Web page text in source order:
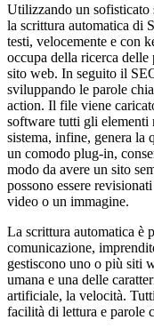
Utilizzando un sofisticato
la scrittura automatica di
testi, velocemente e con
occupa della ricerca
sito web. In seguito il
sviluppando le parole
action. Il file viene
software tutti gli elementi
sistema, infine, genera la
un comodo plug-in,
modo da avere un sito
possono essere
video o un immagine.
La scrittura automatica è
comunicazione,
gestiscono uno o più siti
umana e una delle
artificiale, la velocità.
facilità di lettura e parole